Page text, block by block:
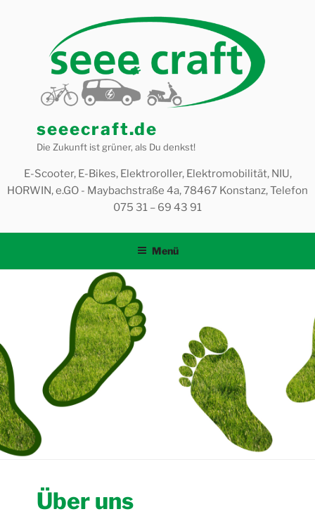
seeecraft.de
Die Zukunft ist grüner, als Du denkst!
E-Scooter, E-Bikes, Elektroroller, Elektromobilität, NIU,
HORWIN, e.GO - Maybachstraße 4a, 78467 Konstanz, Telefon
075 31 – 69 43 91
Menü
Über uns